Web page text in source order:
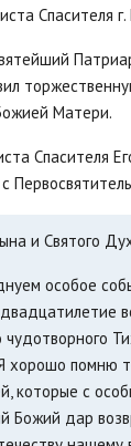
Спасителя г.
Матери.
Спасителя
и Святого
особое
чудотворного
хорошо помню
которые с
Божий дар